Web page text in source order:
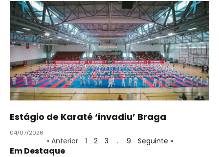
Estágio de Karaté ‘invadiu’ Braga
04/07/2026
« Anterior 1 2 3 … 9 Seguinte »
Em Destaque